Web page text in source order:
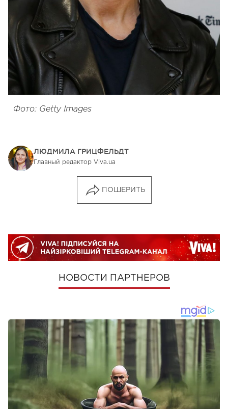
Фото: Getty Images
ЛЮДМИЛА ГРИЦФЕЛЬДТ
Главный редактор Viva.ua
ПОШЕРИТЬ
НОВОСТИ ПАРТНЕРОВ